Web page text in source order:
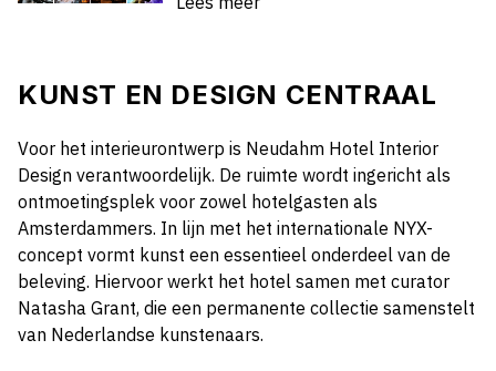
KUNST EN DESIGN CENTRAAL
Voor het interieurontwerp is Neudahm Hotel Interior
Design verantwoordelijk. De ruimte wordt ingericht als
ontmoetingsplek voor zowel hotelgasten als
Amsterdammers. In lijn met het internationale NYX-
concept vormt kunst een essentieel onderdeel van de
beleving. Hiervoor werkt het hotel samen met curator
Natasha Grant, die een permanente collectie samenstelt
van Nederlandse kunstenaars.